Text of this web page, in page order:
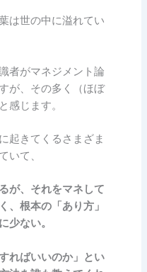
は世の中に溢れてい
者がマネジメント論
が、その多く（ほぼ
感じます。
起きてくるさまざま
いて、
が、それをマネして
、根本の「あり方」
少ない。
ればいいのか」とい